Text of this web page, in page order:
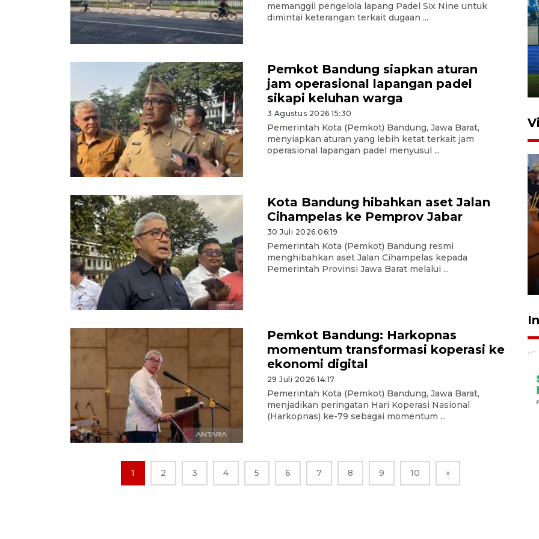
memanggil pengelola lapang Padel Six Nine untuk
dimintai keterangan terkait dugaan ...
Pemkot Bandung siapkan aturan
jam operasional lapangan padel
sikapi keluhan warga
3 Agustus 2026 15:30
Pemerintah Kota (Pemkot) Bandung, Jawa Barat,
menyiapkan aturan yang lebih ketat terkait jam
operasional lapangan padel menyusul ...
Kota Bandung hibahkan aset Jalan
Cihampelas ke Pemprov Jabar
30 Juli 2026 06:19
Pemerintah Kota (Pemkot) Bandung resmi
menghibahkan aset Jalan Cihampelas kepada
Pemerintah Provinsi Jawa Barat melalui ...
Pemkot Bandung: Harkopnas
momentum transformasi koperasi ke
ekonomi digital
29 Juli 2026 14:17
Pemerintah Kota (Pemkot) Bandung, Jawa Barat,
menjadikan peringatan Hari Koperasi Nasional
(Harkopnas) ke-79 sebagai momentum ...
1 2 3 4 5 6 7 8 9 10 »
Balikpapan
31 Juli 2026 18:01
Taklukkan DPMM FC, Persib
amankan tiket semifinal Piala
Presiden